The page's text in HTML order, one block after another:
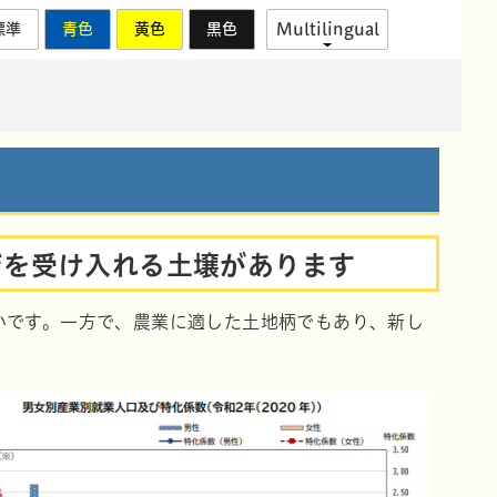
準 青色 黄色 黒色 Multilingual
受け入れる土壌があります
す。一方で、農業に適した土地柄でもあり、新し